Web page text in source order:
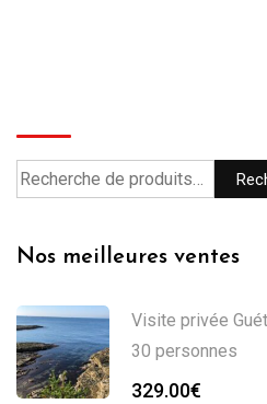
Nos meilleures ventes
Visite privée
30 personnes
329.00€